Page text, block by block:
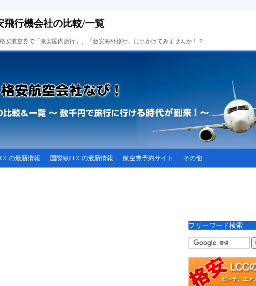
飛行機会社の比較/一覧
安航空券で「激安国内旅行」、「激安海外旅行」に出かけてみませんか！？
の最新情報 国際線LCCの最新情報 航空券予約サイト その他
フリーワード検索